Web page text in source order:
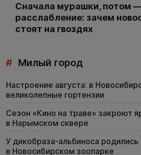
Сначала мурашки, потом
расслабление: зачем
стоят на гвоздях
# Милый город
Настроение августа: в
великолепные гортензии
Сезон «Кино на траве» закроют
в Нарымском сквере
У дикобраза-альбиноса
в Новосибирском зоопарке